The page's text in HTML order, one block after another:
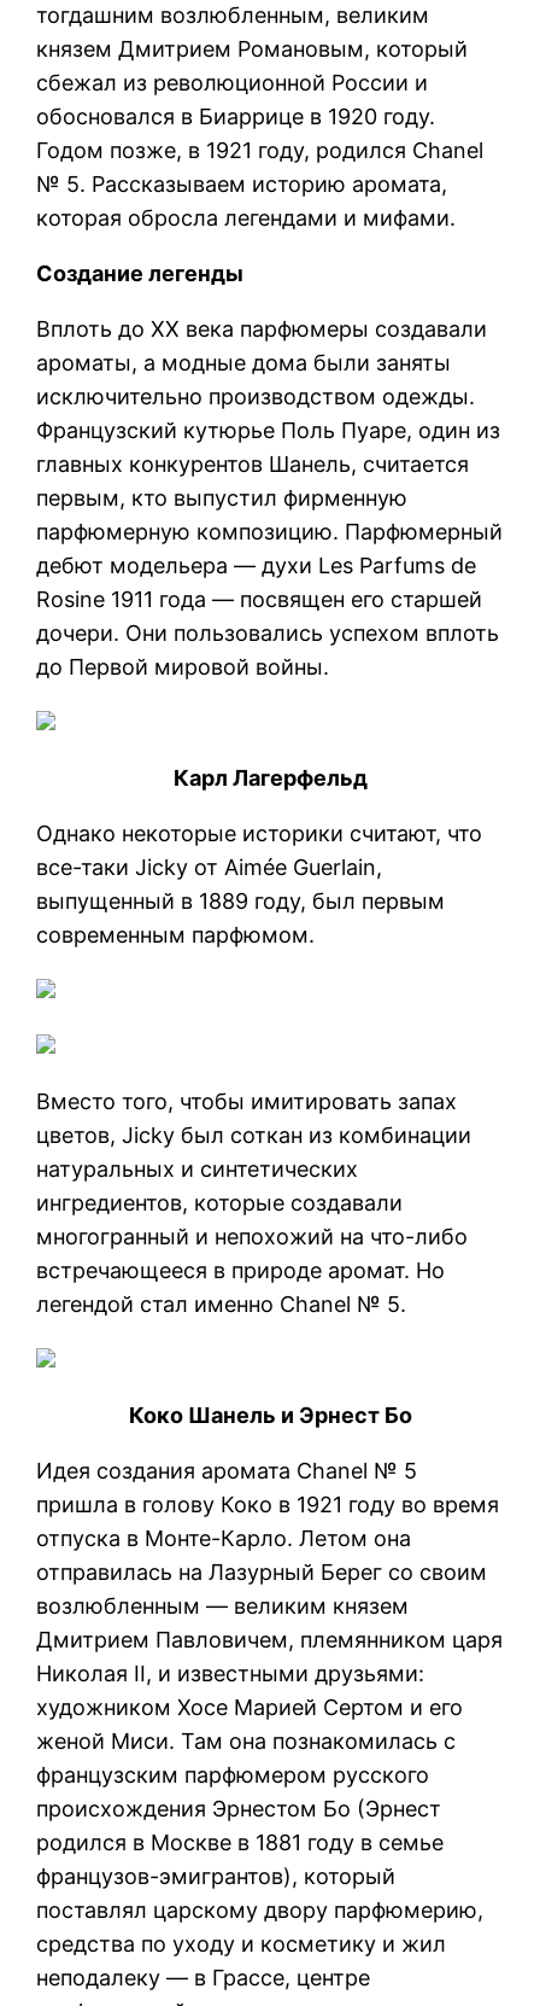
тогдашним возлюбленным, великим
князем Дмитрием Романовым, который
сбежал из революционной России и
обосновался в Биаррице в 1920 году.
Годом позже, в 1921 году, родился Chanel
№ 5. Рассказываем историю аромата,
которая обросла легендами и мифами.
Создание легенды
Вплоть до XX века парфюмеры создавали
ароматы, а модные дома были заняты
исключительно производством одежды.
Французский кутюрье Поль Пуаре, один из
главных конкурентов Шанель, считается
первым, кто выпустил фирменную
парфюмерную композицию. Парфюмерный
дебют модельера — духи Les Parfums de
Rosine 1911 года — посвящен его старшей
дочери. Они пользовались успехом вплоть
до Первой мировой войны.
Карл Лагерфельд
Однако некоторые историки считают, что
все-таки Jicky от Aimée Guerlain,
выпущенный в 1889 году, был первым
современным парфюмом.
Вместо того, чтобы имитировать запах
цветов, Jicky был соткан из комбинации
натуральных и синтетических
ингредиентов, которые создавали
многогранный и непохожий на что-либо
встречающееся в природе аромат. Но
легендой стал именно Chanel № 5.
Коко Шанель и Эрнест Бо
Идея создания аромата Chanel № 5
пришла в голову Коко в 1921 году во время
отпуска в Монте-Карло. Летом она
отправилась на Лазурный Берег со своим
возлюбленным — великим князем
Дмитрием Павловичем, племянником царя
Николая II, и известными друзьями:
художником Хосе Марией Сертом и его
женой Миси. Там она познакомилась с
французским парфюмером русского
происхождения Эрнестом Бо (Эрнест
родился в Москве в 1881 году в семье
французов-эмигрантов), который
поставлял царскому двору парфюмерию,
средства по уходу и косметику и жил
неподалеку — в Грассе, центре